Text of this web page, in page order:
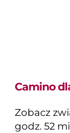
Camino
Zobacz
godz. 52